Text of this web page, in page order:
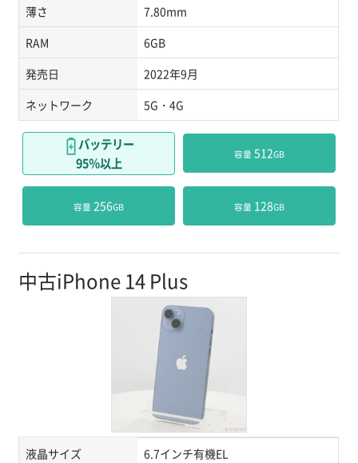
薄さ
7.80mm
RAM
6GB
発売日
2022年9月
ネットワーク
5G・4G
バッテリー
95％以上
容量 512GB
容量 256GB 容量 128GB
中古iPhone 14 Plus
液晶サイズ
6.7インチ有機EL